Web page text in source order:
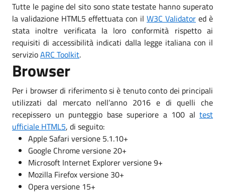
Tutte le pagine del sito sono state testate hanno superato
la validazione HTML5 effettuata con il W3C Validator ed è
stata inoltre verificata la loro conformità rispetto ai
requisiti di accessibilità indicati dalla legge italiana con il
servizioARC Toolkit.
Browser
Per i browser di riferimento si è tenuto conto dei principali
utilizzati dal mercato nell’anno 2016 e di quelli che
recepissero un punteggio base superiore a 100 al test
ufficiale HTML5, di seguito:
Apple Safari versione 5.1.10+
Google Chrome versione 20+
Microsoft Internet Explorer versione 9+
Mozilla Firefox versione 30+
Opera versione 15+